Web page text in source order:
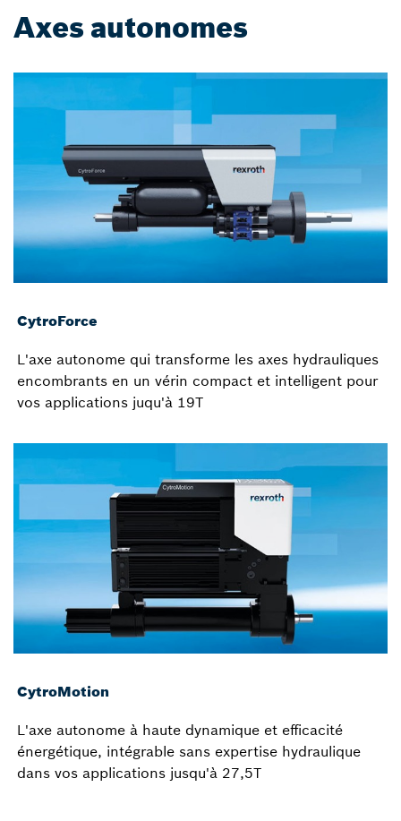
Axes autonomes
CytroForce
L'axe autonome qui transforme les axes hydrauliques
encombrants en un vérin compact et intelligent pour
vos applications juqu'à 19T
CytroMotion
L'axe autonome à haute dynamique et efficacité
énergétique, intégrable sans expertise hydraulique
dans vos applications jusqu'à 27,5T